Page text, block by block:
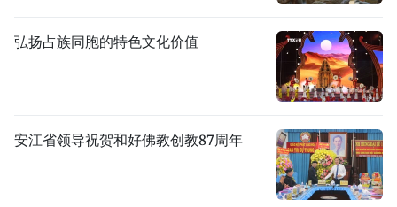
弘扬占族同胞的特色文化价值
安江省领导祝贺和好佛教创教87周年